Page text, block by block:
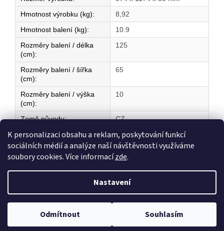
K personalizaci obsahu a reklam, poskytování funkcí
sociálních médií a analýze naší návštěvnosti využíváme
soubory cookies. Více informacízde.
Nastavení
Odmítnout Souhlasím
Hmotnost výrobku (kg):
8,92
Hmotnost balení (kg):
10.9
Rozměry balení / délka
(cm):
125
Rozměry balení / šířka
(cm):
65
Rozměry balení / výška
(cm):
10
Země původu: CZ
Copyright 2026ELEKTRICKÉ TOPENÍ. Všechna práva vyhrazena.
Upravit nastavení cookies